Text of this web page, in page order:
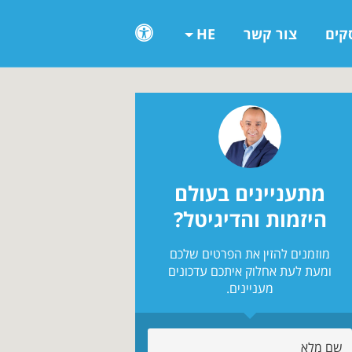
צור קשר HE
מתעניינים בעולם
היזמות והדיגיטל?
מוזמנים להזין את הפרטים שלכם
ומעת לעת אחלוק איתכם עדכונים
מעניינים.